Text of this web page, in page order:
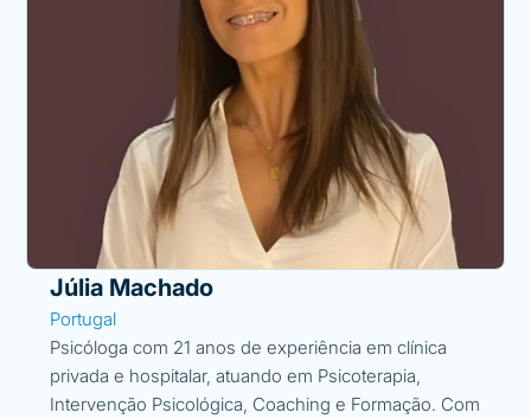
Júlia Machado
Portugal
Psicóloga com 21 anos de experiência em clínica
privada e hospitalar, atuando em Psicoterapia,
Intervenção Psicológica, Coaching e Formação. Com